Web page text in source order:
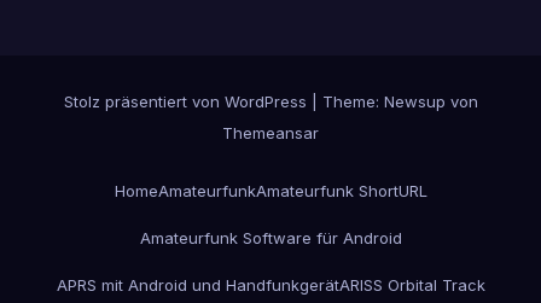
Stolz präsentiert von WordPress Theme: Newsup von
Themeansar
HomeAmateurfunkAmateurfunk ShortURL
Amateurfunk Software für Android
APRS mit Android und HandfunkgerätARISS Orbital Track